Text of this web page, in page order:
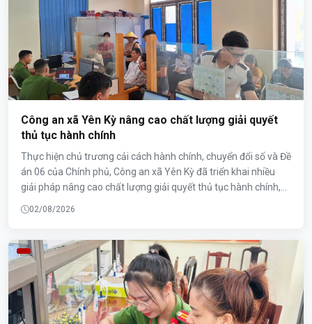
Công an xã Yên Kỳ nâng cao chất lượng giải quyết
thủ tục hành chính
Thực hiện chủ trương cải cách hành chính, chuyển đổi số và Đề
án 06 của Chính phủ, Công an xã Yên Kỳ đã triển khai nhiều
giải pháp nâng cao chất lượng giải quyết thủ tục hành chính,
02/08/2026